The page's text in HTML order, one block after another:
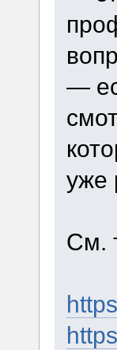
—
уже
См.